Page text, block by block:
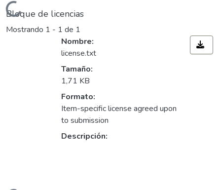
Bloque de licencias
Mostrando 1 - 1 de 1
Nombre:
license.txt
Tamaño:
1,71 KB
Formato:
Item-specific license agreed upon
to submission
Descripción: